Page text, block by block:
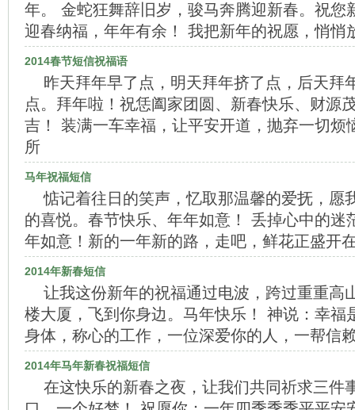
年。 金蛇狂舞辞旧岁，骏马奔腾迎新春。祝您
迎春纳福，年年有余！ 我把新年的祝愿，悄悄
2014春节短信祝福语
昨天拜年早了点，明天拜年挤了点，后天拜
点。拜年啦！祝恁阖家团圆、新春快乐、财源
吉！ 装满一车幸福，让平安开道，抛弃一切烦
所
马年祝福短信
惦记着往日的笑声，忆取那温馨的爱抚，愿
的喜悦。春节快乐、年年如意！ 丢掉心中的迷
年如意！新的一年新的路，走吧，鲜花正盛开
2014年新春短信
让我这份新年的祝福通过电波，跨过重重高
楼大厦，飞到你身边。马年快乐！ 神说：幸福
身体，称心的工作，一位深爱你的人，一帮信
2014年马年新春祝福短信
在这快乐的新春之夜，让我们共同祈求三件